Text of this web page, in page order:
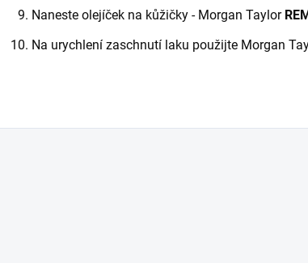
Naneste olejíček na kůžičky - Morgan Taylor
Na urychlení zaschnutí laku použijte Morgan